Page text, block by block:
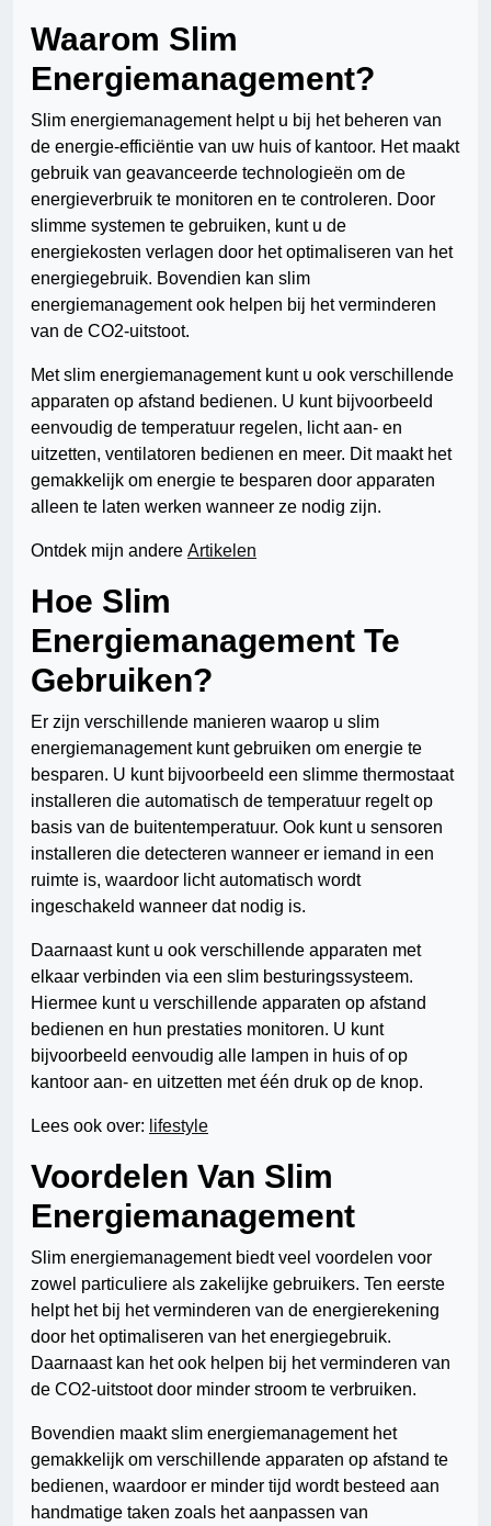
Waarom Slim
Energiemanagement?
Slim energiemanagement helpt u bij het beheren van
de energie-efficiëntie van uw huis of kantoor. Het maakt
gebruik van geavanceerde technologieën om de
energieverbruik te monitoren en te controleren. Door
slimme systemen te gebruiken, kunt u de
energiekosten verlagen door het optimaliseren van het
energiegebruik. Bovendien kan slim
energiemanagement ook helpen bij het verminderen
van de CO2-uitstoot.
Met slim energiemanagement kunt u ook verschillende
apparaten op afstand bedienen. U kunt bijvoorbeeld
eenvoudig de temperatuur regelen, licht aan- en
uitzetten, ventilatoren bedienen en meer. Dit maakt het
gemakkelijk om energie te besparen door apparaten
alleen te laten werken wanneer ze nodig zijn.
Ontdek mijn andere Artikelen
Hoe Slim
Energiemanagement Te
Gebruiken?
Er zijn verschillende manieren waarop u slim
energiemanagement kunt gebruiken om energie te
besparen. U kunt bijvoorbeeld een slimme thermostaat
installeren die automatisch de temperatuur regelt op
basis van de buitentemperatuur. Ook kunt u sensoren
installeren die detecteren wanneer er iemand in een
ruimte is, waardoor licht automatisch wordt
ingeschakeld wanneer dat nodig is.
Daarnaast kunt u ook verschillende apparaten met
elkaar verbinden via een slim besturingssysteem.
Hiermee kunt u verschillende apparaten op afstand
bedienen en hun prestaties monitoren. U kunt
bijvoorbeeld eenvoudig alle lampen in huis of op
kantoor aan- en uitzetten met één druk op de knop.
Lees ook over: lifestyle
Voordelen Van Slim
Energiemanagement
Slim energiemanagement biedt veel voordelen voor
zowel particuliere als zakelijke gebruikers. Ten eerste
helpt het bij het verminderen van de energierekening
door het optimaliseren van het energiegebruik.
Daarnaast kan het ook helpen bij het verminderen van
de CO2-uitstoot door minder stroom te verbruiken.
Bovendien maakt slim energiemanagement het
gemakkelijk om verschillende apparaten op afstand te
bedienen, waardoor er minder tijd wordt besteed aan
handmatige taken zoals het aanpassen van